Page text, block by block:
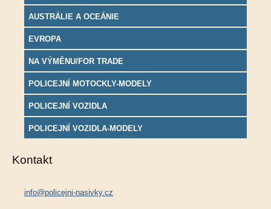
AUSTRÁLIE A OCEÁNIE
EVROPA
NA VÝMĚNU/FOR TRADE
POLICEJNÍ MOTOCKLY-MODELY
POLICEJNÍ VOZIDLA
POLICEJNÍ VOZIDLA-MODELY
Kontakt
info@policejni-nasivky.cz